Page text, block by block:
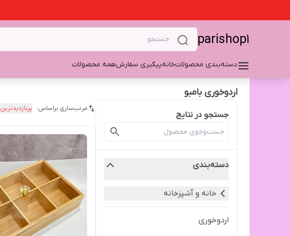
parishop1
دسته‌بندی محصولاتخانهپیگیری سفارشهمه محصولات
اردوخوری بامبو
جستجو در نتایج
دسته‌بندی
خانه و آشپزخانه
اردوخوری
مرتب‌سازی براساس: پربازدیدترین